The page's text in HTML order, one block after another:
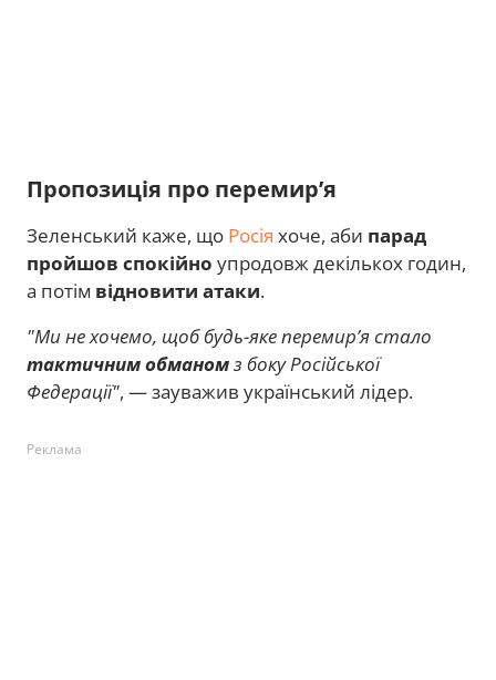
Пропозиція про перемирʼя
Зеленський каже, що Росія хоче, аби парад
пройшов спокійно упродовж декількох годин,
а потім відновити атаки.
"Ми не хочемо, щоб будь-яке перемирʼя стало
тактичним обманомз боку Російської
Федерації", — зауважив український лідер.
Реклама